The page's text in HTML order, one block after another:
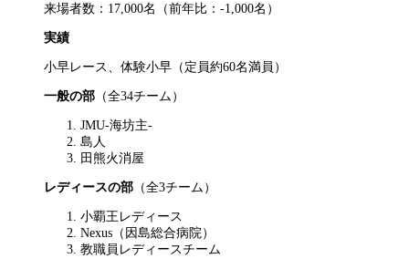
来場者数：17,000名（前年比：-1,000名）
実績
小早レース、体験小早（定員約60名満員）
一般の部 （全34チーム）
JMU-海坊主-
島人
田熊火消屋
レディースの部 （全3チーム）
小覇王レディース
Nexus（因島総合病院）
教職員レディースチーム